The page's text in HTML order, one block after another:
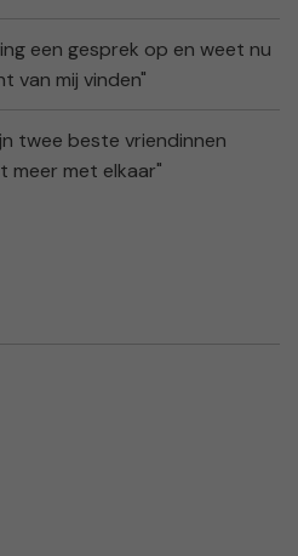
een gesprek op en weet nu
van mij vinden"
twee beste vriendinnen
meer met elkaar"